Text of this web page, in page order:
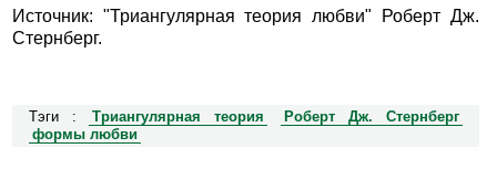
Источник: "Триангулярная теория любви" Роберт Дж.
Стернберг.
Тэги : Триангулярная теория
Роберт Дж. Стернберг
формы любви